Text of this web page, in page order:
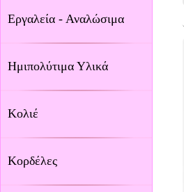
Εργαλεία - Αναλώσιμα
Ημιπολύτιμα Υλικά
Κολιέ
Κορδέλες